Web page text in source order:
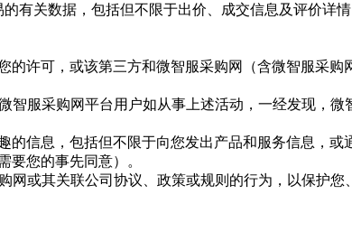
有关数据，包括但不限于出价、成交信息及评价详情
许可，或该第三方和微智服采购网（含微智服采购
服采购网平台用户如从事上述活动，一经发现，微
信息，包括但不限于向您发出产品和服务信息，或
您的事先同意）。
或其关联公司协议、政策或规则的行为，以保护您